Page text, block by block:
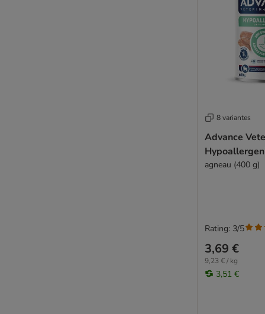
8 variantes
Advance
agneau (400 g)
3,69 €
9,23 € / kg
3,51 €
Rating: 3/5